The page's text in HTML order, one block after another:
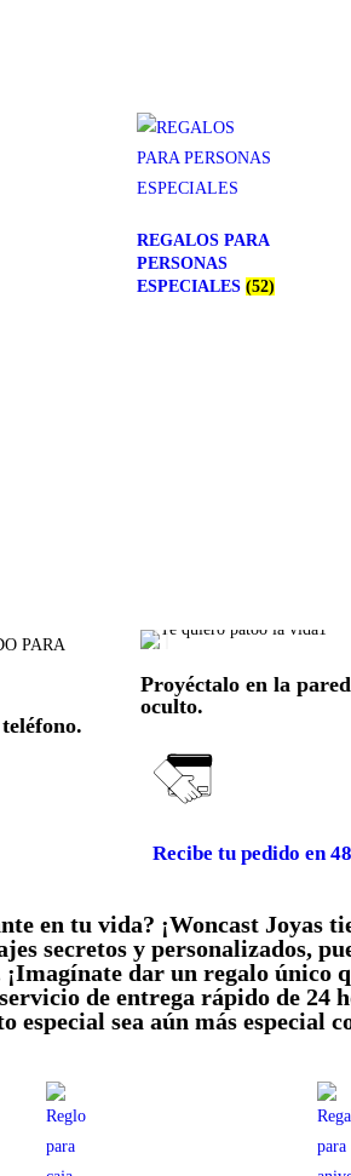
REGALOS PARA
PERSONAS
ESPECIALES (52)
Proyéctalo en la
oculto.
Recibe tu pedido en
en tu vida? ¡Woncast Joyas
secretos y personalizados,
dar un regalo único
de entrega rápido de 24
sea aún más especial